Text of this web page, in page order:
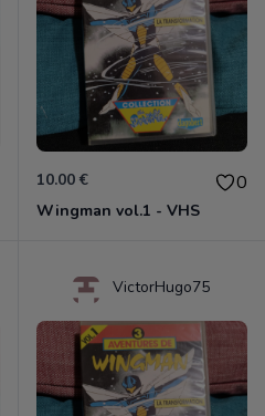
10.00 € 0
Wingman vol.1 - VHS
VictorHugo75